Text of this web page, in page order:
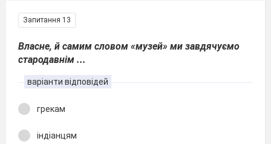
Запитання 13
Власне, й самим словом «музей» ми завдячуємо
стародавнім ...
варіанти відповідей
грекам
індіанцям